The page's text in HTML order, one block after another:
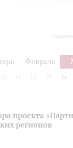
Февраль
10 12 13 14
проекта
регионов